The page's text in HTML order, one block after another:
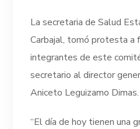
La secretaria de Salud
Carbajal, tomó protesta a
integrantes de este
secretario al director
Aniceto Leguizamo Dimas.
“El día de hoy tienen una